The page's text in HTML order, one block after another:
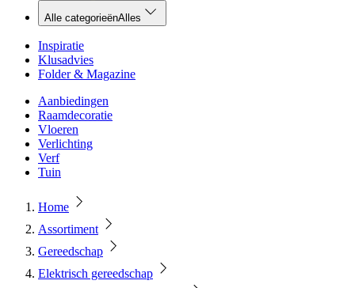
Alle categorieënAlles
Inspiratie
Klusadvies
Folder & Magazine
Aanbiedingen
Raamdecoratie
Vloeren
Verlichting
Verf
Tuin
Home
Assortiment
Gereedschap
Elektrisch gereedschap